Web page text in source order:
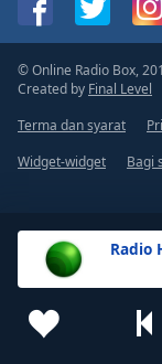
Radio
© Online Radio Box,
Created by Final Level
Terma dan syarat
Widget-widget
Bagi